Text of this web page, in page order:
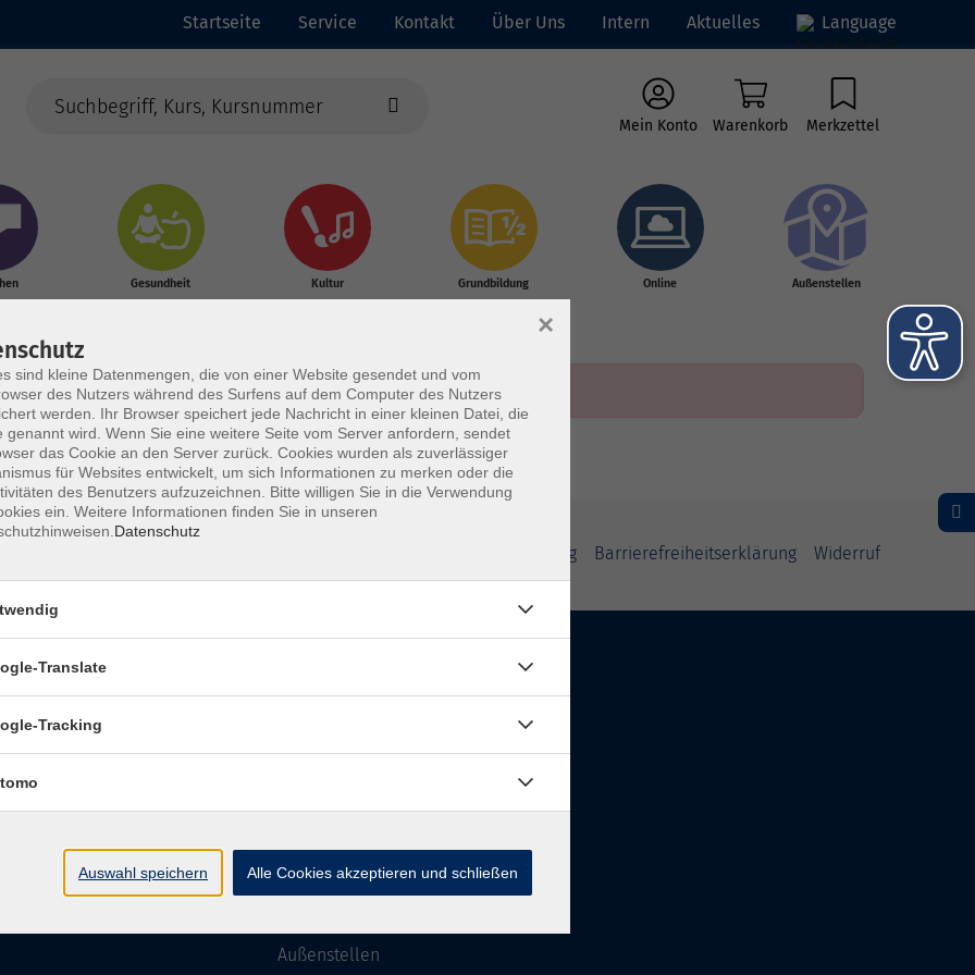
Startseite Service Kontakt Über Uns Intern Aktuelles Language
Mein Konto Warenkorb Merkzettel
Gesundheit Kultur Grundbildung Online Außenstellen
Widerrufsbelehrung Barrierefreiheitserklärung Widerruf
07:45 - 12:00
Kultur
Grundbildung
Außenstellen
Intern
Aktuelles
sind kleine Datenmengen, die von einer Website gesendet und vom
des Nutzers während des Surfens auf dem Computer des Nutzers
werden. Ihr Browser speichert jede Nachricht in einer kleinen Datei, die
genannt wird. Wenn Sie eine weitere Seite vom Server anfordern, sendet
das Cookie an den Server zurück. Cookies wurden als zuverlässiger
für Websites entwickelt, um sich Informationen zu merken oder die
des Benutzers aufzuzeichnen. Bitte willigen Sie in die Verwendung
ein. Weitere Informationen finden Sie in unseren
Datenschutz
×
Translate
Tracking
Auswahl speichern Alle Cookies akzeptieren und schließen